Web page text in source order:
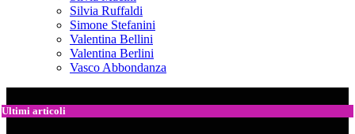
Silvia Ruffaldi
Simone Stefanini
Valentina Bellini
Valentina Berlini
Vasco Abbondanza
Ultimi articoli